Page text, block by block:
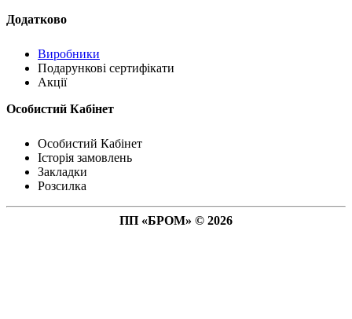
Додатково
Виробники
Подарункові сертифікати
Акції
Особистий Кабінет
Особистий Кабінет
Історія замовлень
Закладки
Розсилка
ПП «БРОМ» © 2026